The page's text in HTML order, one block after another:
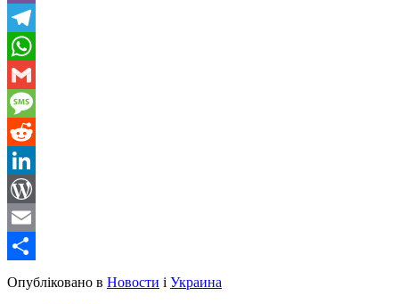
Viber
Telegram
WhatsApp
Gmail
Message
Reddit
LinkedIn
WordPress
Email
Share
Опубліковано в Новости і Украина